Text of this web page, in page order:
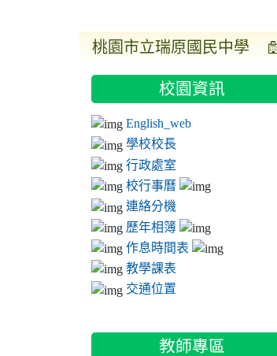
桃園市立瑞原國民中學 :::
::: 校園資訊
English_web
學校校長
行政處室
校行事曆
連絡分機
歷年相簿
作息時間表
教學課表
交通位置
教師專區